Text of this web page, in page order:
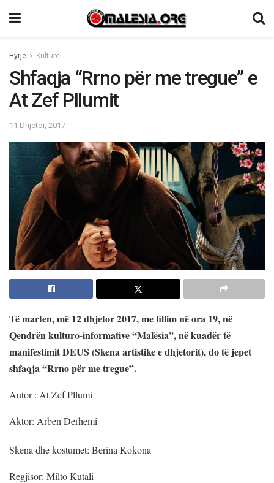
Hyrje Kulturë
Shfaqja “Rrno për me tregue” e
At Zef Pllumit
11 Dhjetor, 2017
Të marten, më 12 dhjetor 2017, me fillim në ora 19, në
Qendrën kulturo-informative “Malësia”, në kuadër të
manifestimit DEUS (Skena artistike e dhjetorit), do të jepet
shfaqja “Rrno për me tregue”.
Autor : At Zef Pllumi
Aktor: Arben Derhemi
Skena dhe kostumet: Berina Kokona
Regjisor: Milto Kutali